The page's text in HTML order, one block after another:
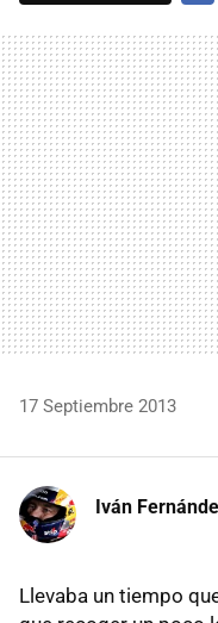
17 Septiembre 2013
Iván
Llevaba un tiempo